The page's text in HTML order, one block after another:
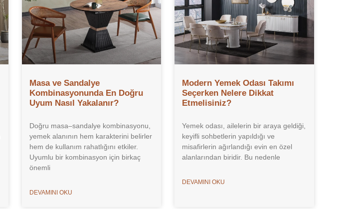
Masa ve Sandalye
Kombinasyonunda En Doğru
Uyum Nasıl Yakalanır?
Doğru masa–sandalye kombinasyonu,
yemek alanının hem karakterini belirler
hem de kullanım rahatlığını etkiler.
Uyumlu bir kombinasyon için birkaç
önemli
DEVAMINI OKU
Modern Yemek Odası Takımı
Seçerken Nelere Dikkat
Etmelisiniz?
Yemek odası, ailelerin bir araya geldiği,
keyifli sohbetlerin yapıldığı ve
misafirlerin ağırlandığı evin en özel
alanlarından biridir. Bu nedenle
DEVAMINI OKU